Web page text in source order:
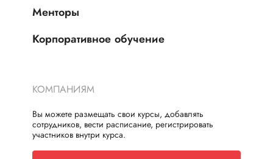
Менторы
Корпоративное обучение
КОМПАНИЯМ
Вы можете размещать свои курсы, добавлять
сотрудников, вести расписание, регистрировать
участников внутри курса.